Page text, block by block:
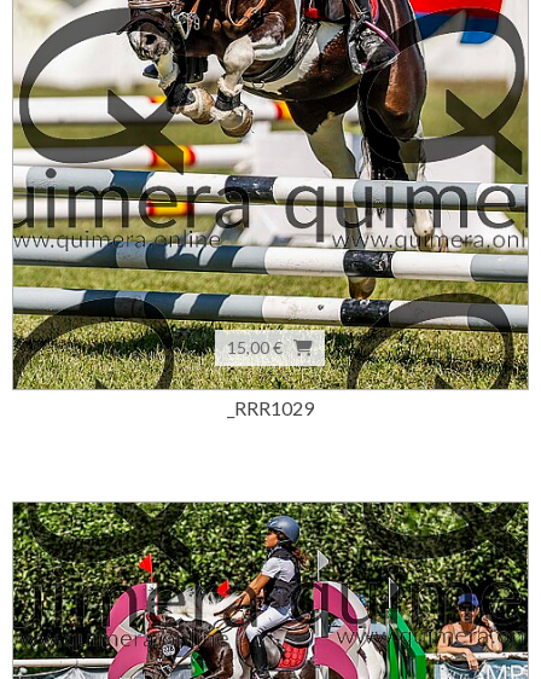
15,00 €
_RRR1029